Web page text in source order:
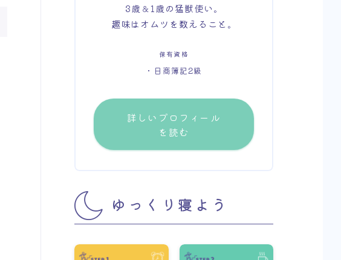
3歳＆1歳の猛獣使い。
趣味はオムツを数えること。
保有資格
・日商簿記2級
詳しいプロフィール
を読む
ゆっくり寝よう